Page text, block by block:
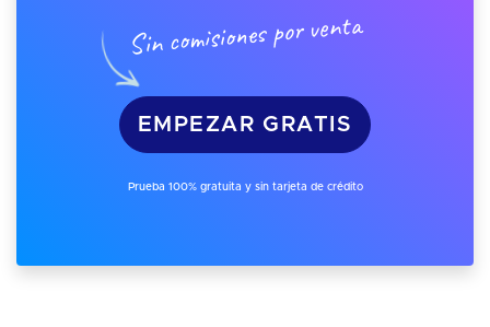
Sin comisiones por venta
EMPEZAR GRATIS
Prueba 100% gratuita y sin tarjeta de crédito